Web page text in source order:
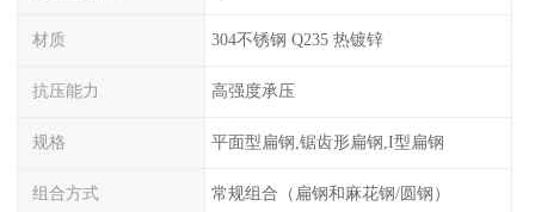
材质 304不锈钢 Q235 热镀锌
抗压能力 高强度承压
规格 平面型扁钢,锯齿形扁钢,I型扁钢
组合方式 常规组合（扁钢和麻花钢/圆钢）